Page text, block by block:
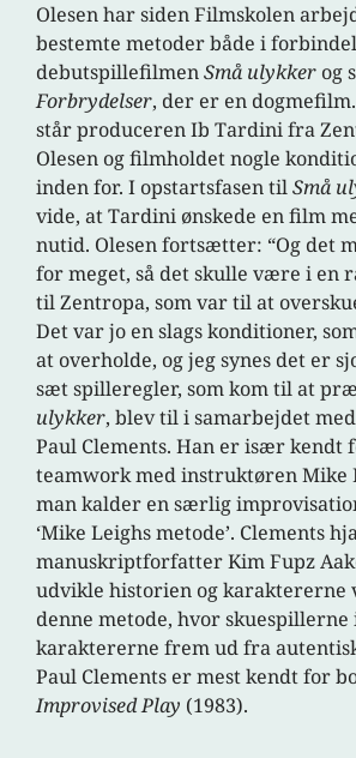
Olesen har siden Filmskolen
bestemte metoder både i
debutspillefilmenSmå ulykker og
Forbrydelser, der er en
står produceren Ib Tardini fra
Olesen og filmholdet nogle
inden for. I opstartsfasen tilSmå
vide, at Tardini ønskede en film
nutid. Olesen fortsætter: “Og det
for meget, så det skulle være i en
til Zentropa, som var til at
Det var jo en slags konditioner,
at overholde, og jeg synes det er
sæt spilleregler, som kom til at
ulykker, blev til i samarbejdet
Paul Clements. Han er især kendt
teamwork med instruktøren Mike
man kalder en særlig
‘Mike Leighs metode’. Clements
manuskriptforfatter Kim Fupz
udvikle historien og karaktererne
denne metode, hvor
karaktererne frem ud fra
Paul Clements er mest kendt for
Improvised Play (1983).